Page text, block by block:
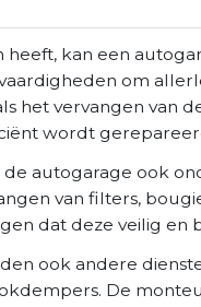
kan een
om
het vervangen van
wordt
de autogarage ook
van filters,
dat deze veilig en
ook andere
De